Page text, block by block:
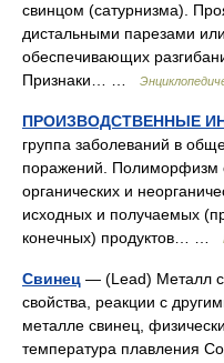
свинцом (сатурнизма).
дистальными парезами
обеспечивающих
Признаки… …
ПРОИЗВОДСТВЕННЫЕ
группа заболеваний в
поражений. Полиморфизм
органических и
исходных и получаемых
конечных) продуктов… …
Свинец — (Lead) Металл
свойства, реакции с
металле свинец,
температура плавления